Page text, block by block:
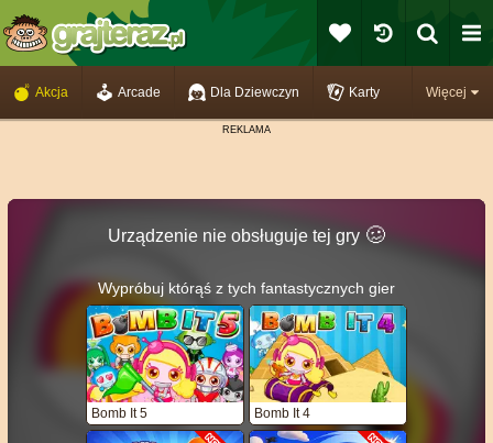
Więcej
Akcja Arcade Dla Dziewczyn Karty
Urządzenie nie obsługuje tej gry 🥴️
Wypróbuj którąś z tych fantastycznych gier
Bomb It 5 Bomb It 4